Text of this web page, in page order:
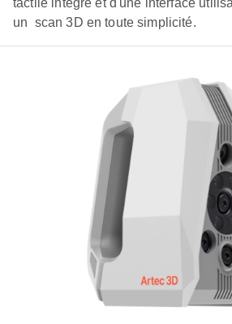
tactile intégré et d'une interface
un scan 3D en toute simplicité.